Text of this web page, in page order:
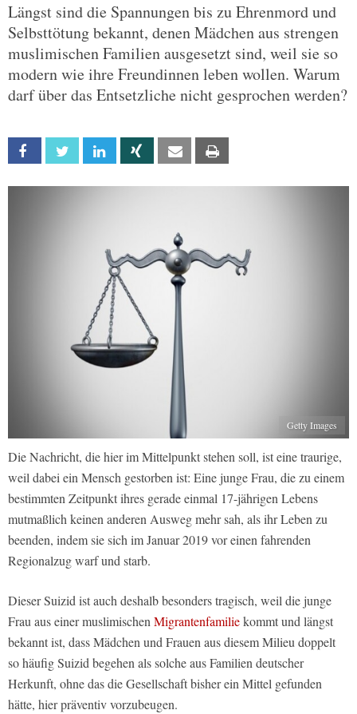
Längst sind die Spannungen bis zu Ehrenmord und
Selbsttötung bekannt, denen Mädchen aus strengen
muslimischen Familien ausgesetzt sind, weil sie so
modern wie ihre Freundinnen leben wollen. Warum
darf über das Entsetzliche nicht gesprochen werden?
Facebook Twitter Linkedin Xing Email
Getty Images
Die Nachricht, die hier im Mittelpunkt stehen soll, ist eine traurige,
weil dabei ein Mensch gestorben ist: Eine junge Frau, die zu einem
bestimmten Zeitpunkt ihres gerade einmal 17-jährigen Lebens
mutmaßlich keinen anderen Ausweg mehr sah, als ihr Leben zu
beenden, indem sie sich im Januar 2019 vor einen fahrenden
Regionalzug warf und starb.
Dieser Suizid ist auch deshalb besonders tragisch, weil die junge
Frau aus einer muslimischen Migrantenfamiliekommt und längst
bekannt ist, dass Mädchen und Frauen aus diesem Milieu doppelt
so häufig Suizid begehen als solche aus Familien deutscher
Herkunft, ohne das die Gesellschaft bisher ein Mittel gefunden
hätte, hier präventiv vorzubeugen.